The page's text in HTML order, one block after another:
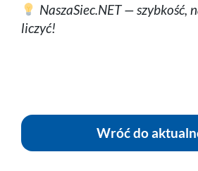
NaszaSiec.NET — szybkość,
liczyć!
Wróć do